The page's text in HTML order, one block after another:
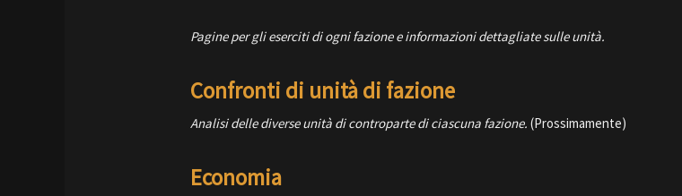
Pagine per gli eserciti di ogni fazione e informazioni dettagliate sulle unità.
Confronti di unità di fazione
Analisi delle diverse unità di controparte di ciascuna fazione. (Prossimamente)
Economia